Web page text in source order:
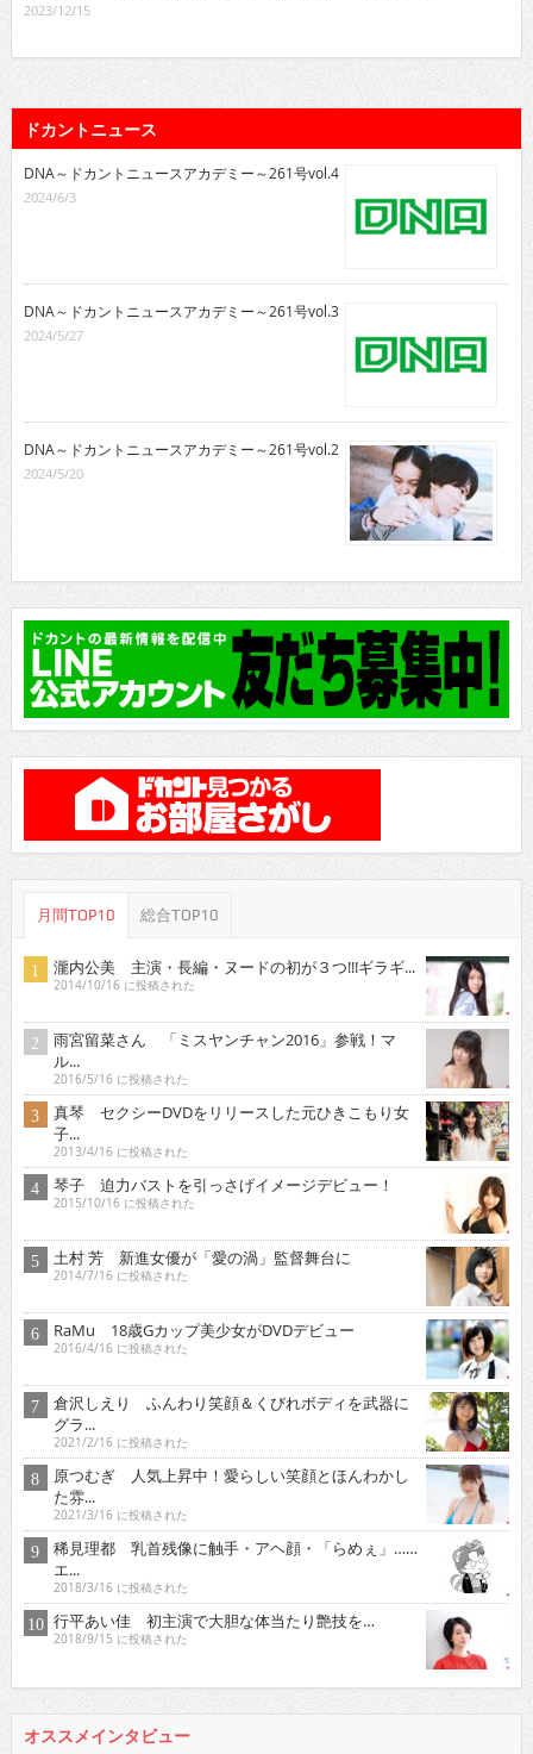
2023/12/15
ドカントニュース
DNA～ドカントニュースアカデミー～261号vol.4
2024/6/3
DNA～ドカントニュースアカデミー～261号vol.3
2024/5/27
DNA～ドカントニュースアカデミー～261号vol.2
2024/5/20
月間TOP10 総合TOP10
瀧内公美 主演・長編・ヌードの初が３つ!!!ギラギ...
2014/10/16 に投稿された
雨宮留菜さん 「ミスヤンチャン2016」参戦！マ
ル...
2016/5/16 に投稿された
真琴 セクシーDVDをリリースした元ひきこもり女
子...
2013/4/16 に投稿された
琴子 迫力バストを引っさげイメージデビュー！
2015/10/16 に投稿された
土村 芳 新進女優が「愛の渦」監督舞台に
2014/7/16 に投稿された
RaMu 18歳Gカップ美少女がDVDデビュー
2016/4/16 に投稿された
倉沢しえり ふんわり笑顔＆くびれボディを武器に
グラ...
2021/2/16 に投稿された
原つむぎ 人気上昇中！愛らしい笑顔とほんわかし
た雰...
2021/3/16 に投稿された
稀見理都 乳首残像に触手・アヘ顔・「らめぇ」……
エ...
2018/3/16 に投稿された
行平あい佳 初主演で大胆な体当たり艶技を…
2018/9/15 に投稿された
オススメインタビュー